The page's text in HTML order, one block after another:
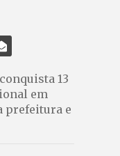
13
em
prefeitura e